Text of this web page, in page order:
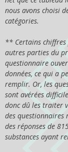
nous avons choisi
catégories.
** Certains chiffres
autres parties du
questionnaire
données, ce qui a
remplir. Or, les
sont avérées
donc dû les traiter
des questionnaires
des réponses de
substances ayant